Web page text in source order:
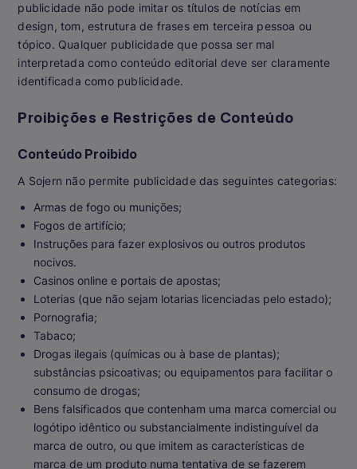
publicidade não pode imitar os títulos de notícias em
design, tom, estrutura de frases em terceira pessoa ou
tópico. Qualquer publicidade que possa ser mal
interpretada como conteúdo editorial deve ser claramente
identificada como publicidade.
Proibições e Restrições de Conteúdo
Conteúdo Proibido
A Sojern não permite publicidade das seguintes categorias:
Armas de fogo ou munições;
Fogos de artifício;
Instruções para fazer explosivos ou outros produtos
nocivos.
Casinos online e portais de apostas;
Loterias (que não sejam lotarias licenciadas pelo estado);
Pornografia;
Tabaco;
Drogas ilegais (químicas ou à base de plantas);
substâncias psicoativas; ou equipamentos para facilitar o
consumo de drogas;
Bens falsificados que contenham uma marca comercial ou
logótipo idêntico ou substancialmente indistinguível da
marca de outro, ou que imitem as características de
marca de um produto numa tentativa de se fazerem